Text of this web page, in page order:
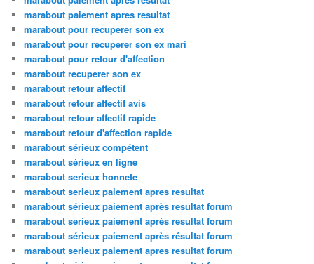
marabout paiement apres resultat
marabout pour recuperer son ex
marabout pour recuperer son ex mari
marabout pour retour d'affection
marabout recuperer son ex
marabout retour affectif
marabout retour affectif avis
marabout retour affectif rapide
marabout retour d'affection rapide
marabout sérieux compétent
marabout sérieux en ligne
marabout serieux honnete
marabout serieux paiement apres resultat
marabout sérieux paiement après resultat forum
marabout serieux paiement après resultat forum
marabout sérieux paiement après résultat forum
marabout serieux paiement apres resultat forum